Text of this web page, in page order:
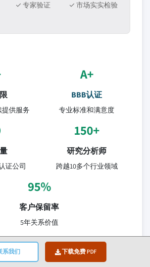
系我们 下载免费 PDF
✓ 专家验证 ✓ 市场实实检验
提供服务
A+
BBB认证
专业标准和满意度
证公司
150+
研究分析师
跨越10多个行业领域
95%
客户保留率
5年关系价值
源